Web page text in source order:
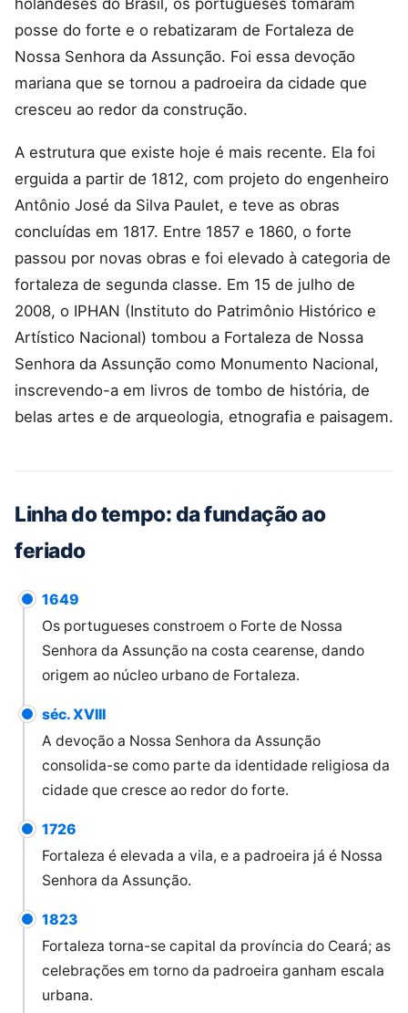
holandeses do Brasil, os portugueses tomaram
posse do forte e o rebatizaram de Fortaleza de
Nossa Senhora da Assunção. Foi essa devoção
mariana que se tornou a padroeira da cidade que
cresceu ao redor da construção.
A estrutura que existe hoje é mais recente. Ela foi
erguida a partir de 1812, com projeto do engenheiro
Antônio José da Silva Paulet, e teve as obras
concluídas em 1817. Entre 1857 e 1860, o forte
passou por novas obras e foi elevado à categoria de
fortaleza de segunda classe. Em 15 de julho de
2008, o IPHAN (Instituto do Patrimônio Histórico e
Artístico Nacional) tombou a Fortaleza de Nossa
Senhora da Assunção como Monumento Nacional,
inscrevendo-a em livros de tombo de história, de
belas artes e de arqueologia, etnografia e paisagem.
Linha do tempo: da fundação ao
feriado
1649
Os portugueses constroem o Forte de Nossa
Senhora da Assunção na costa cearense, dando
origem ao núcleo urbano de Fortaleza.
séc. XVIII
A devoção a Nossa Senhora da Assunção
consolida-se como parte da identidade religiosa da
cidade que cresce ao redor do forte.
1726
Fortaleza é elevada a vila, e a padroeira já é Nossa
Senhora da Assunção.
1823
Fortaleza torna-se capital da província do Ceará; as
celebrações em torno da padroeira ganham escala
urbana.